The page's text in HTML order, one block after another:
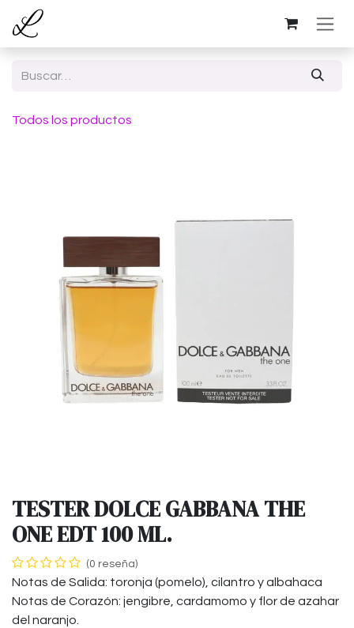
Ir al contenido
Todos los productos
TESTER DOLCE GABBANA THE
ONE EDT 100 ML.
(0 reseña)
Notas de Salida: toronja (pomelo), cilantro y albahaca
Notas de Corazón: jengibre, cardamomo y flor de azahar
del naranjo.